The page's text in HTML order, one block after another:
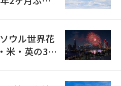
ウル世界花
米・英の3カ